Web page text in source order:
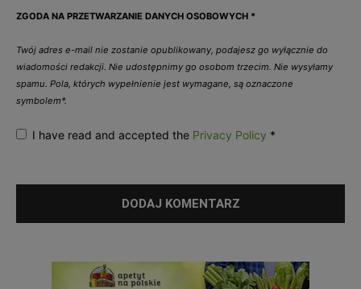
ZGODA NA PRZETWARZANIE DANYCH OSOBOWYCH *
Twój adres e-mail nie zostanie opublikowany, podajesz go wyłącznie do
wiadomości redakcji. Nie udostępnimy go osobom trzecim. Nie wysyłamy
spamu. Pola, których wypełnienie jest wymagane, są oznaczone
symbolem*.
I have read and accepted the Privacy Policy *